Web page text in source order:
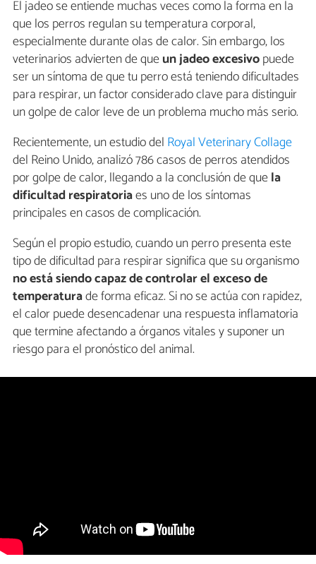
El jadeo se entiende muchas veces como la forma en la
que los perros regulan su temperatura corporal,
especialmente durante olas de calor. Sin embargo, los
veterinarios advierten de queun jadeo excesivopuede
ser un síntoma de que tu perro está teniendo dificultades
para respirar, un factor considerado clave para distinguir
un golpe de calor leve de un problema mucho más serio.
Recientemente, un estudio del Royal Veterinary Collage
del Reino Unido, analizó 786 casos de perros atendidos
por golpe de calor, llegando a la conclusión de quela
dificultad respiratoriaes uno de los síntomas
principales en casos de complicación.
Según el propio estudio, cuando un perro presenta este
tipo de dificultad para respirar significa que su organismo
no está siendo capaz de controlar el exceso de
temperaturade forma eficaz. Si no se actúa con rapidez,
el calor puede desencadenar una respuesta inflamatoria
que termine afectando a órganos vitales y suponer un
riesgo para el pronóstico del animal.